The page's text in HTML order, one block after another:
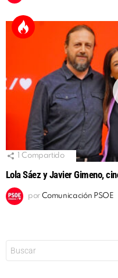
Compartido
Lola Sáez y Javier Gimeno,
por Comunicación PSOE